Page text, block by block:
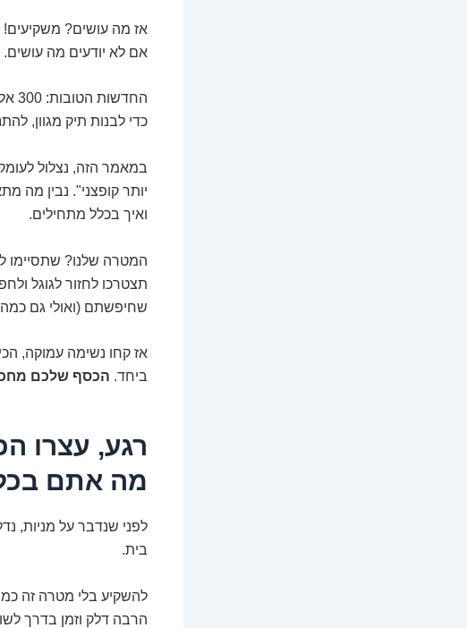
אז מה עושים?
אם לא יודעים מה עושים.
כדי לבנות תיק מגוון,
במאמר הזה, נצלול
יותר קופצני". נבין מה
ואיך בכלל מתחילים.
המטרה שלנו?
תצטרכו לחזור לגוגל ולחפש "מה לעשות
שחיפשתם (ואולי גם
אז קחו נשימה עמוקה,
ביחד. הכסף שלכם
רגע, עצרו
מה אתם
לפני שנדבר על מניות,
בית.
להשקיע בלי מטרה זה כמו
הרבה דלק וזמן בדרך